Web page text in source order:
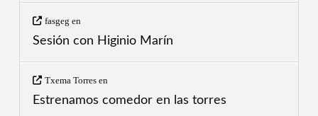
fasgeg en
Sesión con Higinio Marín
Txema Torresen
Estrenamos comedor en las torres